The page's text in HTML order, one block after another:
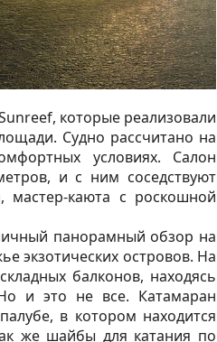
которые реализовали
Судно рассчитано на
условиях. Салон
и с ним соседствуют
мастер-каюта с роскошной
панорамный обзор на
экзотических островов. На
балконов, находясь
и это не все. Катамаран
в котором находится
же шайбы для катания по